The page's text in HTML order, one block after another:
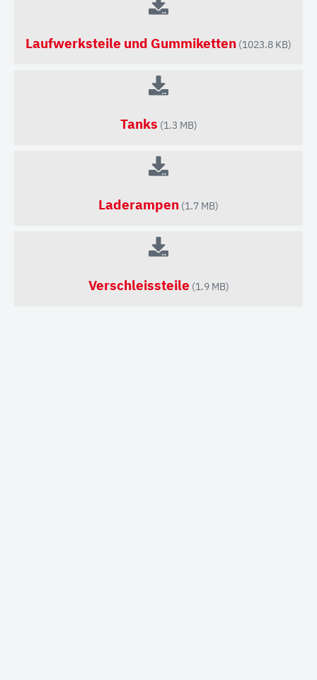
Laufwerksteile und Gummiketten (1023.8 KB)
Tanks (1.3 MB)
Laderampen (1.7 MB)
Verschleissteile (1.9 MB)